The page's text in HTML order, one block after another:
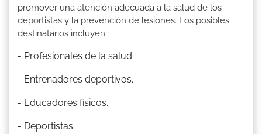
promover una atención adecuada a la salud de los
deportistas y la prevención de lesiones. Los posibles
destinatarios incluyen:
- Profesionales de la salud.
- Entrenadores deportivos.
- Educadores físicos.
- Deportistas.